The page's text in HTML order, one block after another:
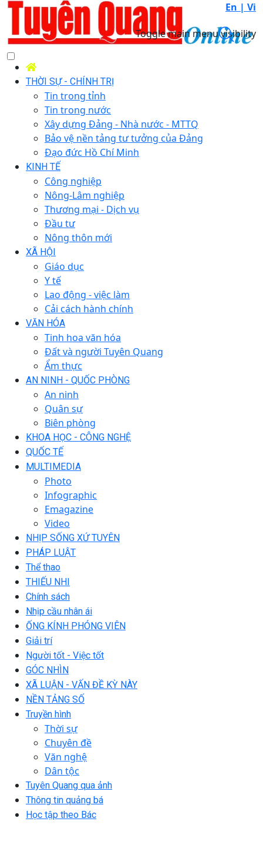
En | Vi
Toggle main menu visibility
THỜI SỰ - CHÍNH TRỊ
Tin trong tỉnh
Tin trong nước
Xây dựng Đảng - Nhà nước - MTTQ
Bảo vệ nền tảng tư tưởng của Đảng
Đạo đức Hồ Chí Minh
KINH TẾ
Công nghiệp
Nông-Lâm nghiệp
Thương mại - Dịch vụ
Đầu tư
Nông thôn mới
XÃ HỘI
Giáo dục
Y tế
Lao động - việc làm
Cải cách hành chính
VĂN HÓA
Tinh hoa văn hóa
Đất và người Tuyên Quang
Ẩm thực
AN NINH - QUỐC PHÒNG
An ninh
Quân sự
Biên phòng
KHOA HỌC - CÔNG NGHỆ
QUỐC TẾ
MULTIMEDIA
Photo
Infographic
Emagazine
Video
NHỊP SỐNG XỨ TUYÊN
PHÁP LUẬT
Thể thao
THIẾU NHI
Chính sách
Nhịp cầu nhân ái
ỐNG KÍNH PHÓNG VIÊN
Giải trí
Người tốt - Việc tốt
GÓC NHÌN
XÃ LUẬN - VẤN ĐỀ KỲ NÀY
NỀN TẢNG SỐ
Truyền hình
Thời sự
Chuyên đề
Văn nghệ
Dân tộc
Tuyên Quang qua ảnh
Thông tin quảng bá
Học tập theo Bác